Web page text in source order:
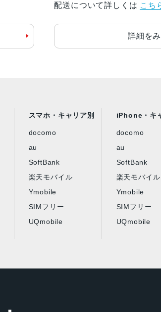
配送について詳しくは こち
詳細を
スマホ・キャリア別
docomo
au
SoftBank
楽天モバイル
Ymobile
SIMフリー
UQmobile
iPhone・キ
docomo
au
SoftBank
楽天モバイル
Ymobile
SIMフリー
UQmobile